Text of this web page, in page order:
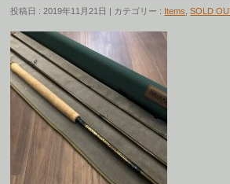
投稿日 : 2019年11月21日 | カテゴリー : Items ,SOLD